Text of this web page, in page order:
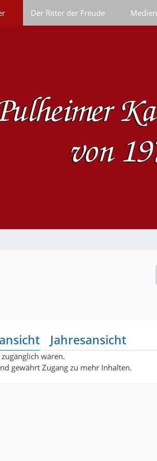
Der Ritter der Freude Medien
Jahresansicht
wären.
gewährt Zugang zu mehr Inhalten.